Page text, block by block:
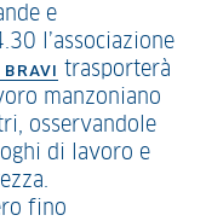
e
l’associazione
BRAVI trasporterà
manzoniano
osservandole
di lavoro e
fino